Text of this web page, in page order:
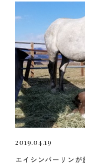
2019.04.19
エイシンバーリン